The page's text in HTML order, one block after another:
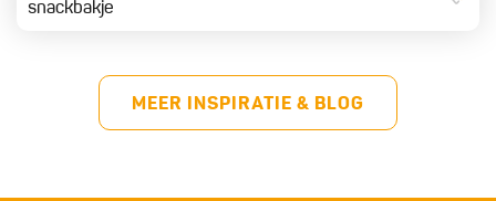
snackbakje
MEER INSPIRATIE & BLOG